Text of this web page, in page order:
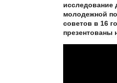
исследование
молодежной
советов в 16
презентованы